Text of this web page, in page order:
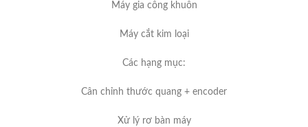
Máy gia công khuôn
Máy cắt kim loại
Các hạng mục:
Cân chỉnh thước quang + encoder
Xử lý rơ bàn máy